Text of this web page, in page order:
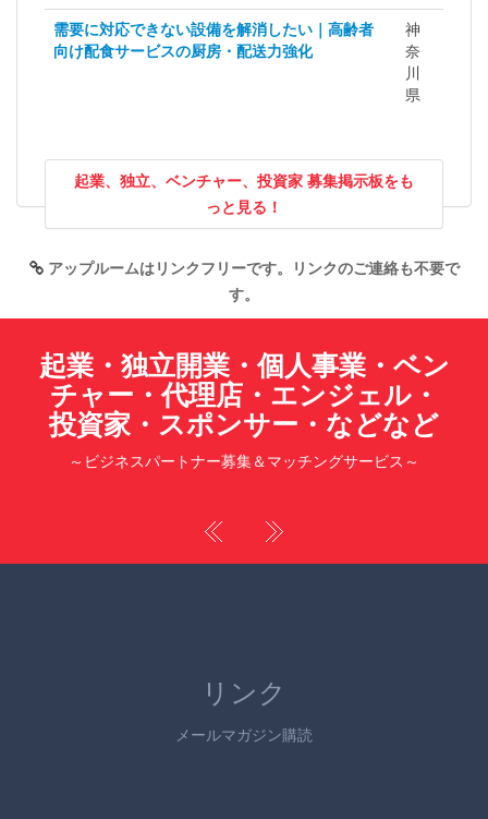
需要に対応できない設備を解消したい｜高齢者
向け配食サービスの厨房・配送力強化
神
奈
川
県
起業、独立、ベンチャー、投資家 募集掲示板をも
っと見る！
アップルームはリンクフリーです。リンクのご連絡も不要で
す。
起業・独立開業・個人事業・ベン
チャー・代理店・エンジェル・
投資家・スポンサー・などなど
～ビジネスパートナー募集＆マッチングサービス～
リンク
メールマガジン購読